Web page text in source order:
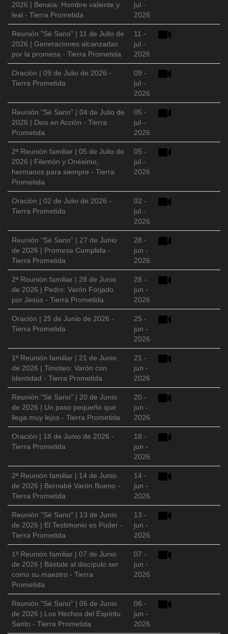
2026 | Benaía: Hombre valiente y
leal - Tierra Prometida
jul -
2026
Reunión "Sé Sano" | 11 de Julio de
2026 | Generaciones alcanzadas
por la promesa - Tierra Prometida
11 -
jul -
2026
Oración | 09 de Julio de 2026 -
Tierra Prometida
09 -
jul -
2026
Reunión "Sé Sano" | 04 de Julio de
2026 | Dios en Acción - Tierra
Prometida
05 -
jul -
2026
2ª Reunión familiar | 05 de Julio de
2026 | Filemón y Onésimo,
hermanos para siempre - Tierra
Prometida
05 -
jul -
2026
Oración | 02 de Julio de 2026 -
Tierra Prometida
02 -
jul -
2026
Reunión "Sé Sano" | 27 de Junio
de 2026 | Promesa Cumplida -
Tierra Prometida
28 -
jun -
2026
2ª Reunión familiar | 28 de Junio
de 2026 | Pedro: Varón Forjado
por Jesús - Tierra Prometida
28 -
jun -
2026
Oración | 25 de Junio de 2026 -
Tierra Prometida
25 -
jun -
2026
1ª Reunión familiar | 21 de Junio
de 2026 | Timoteo: Varón con
Identidad - Tierra Prometida
21 -
jun -
2026
Reunión "Sé Sano" | 20 de Junio
de 2026 | Un paso pequeño que
llega muy lejos - Tierra Prometida
20 -
jun -
2026
Oración | 18 de Junio de 2026 -
Tierra Prometida
18 -
jun -
2026
2ª Reunión familiar | 14 de Junio
de 2026 | Bernabé Varón Bueno -
Tierra Prometida
14 -
jun -
2026
Reunión "Sé Sano" | 13 de Junio
de 2026 | El Testimonio es Poder -
Tierra Prometida
13 -
jun -
2026
1ª Reunión familiar | 07 de Junio
de 2026 | Bástale al discípulo ser
como su maestro - Tierra
Prometida
07 -
jun -
2026
Reunión "Sé Sano" | 06 de Junio
de 2026 | Los Hechos del Espíritu
Santo - Tierra Prometida
06 -
jun -
2026